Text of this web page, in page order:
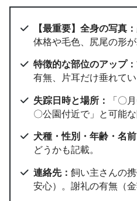
【最重要】全身の写真：
体格や毛色、尻尾の形が
特徴的な部位のアップ：
有無、片耳だけ垂れて
失踪日時と場所：
「〇
〇公園付近で」と可能な
犬種・性別・年齢・名前
どうかも記載。
連絡先： 飼い主さんの
安心）。謝礼の有無（